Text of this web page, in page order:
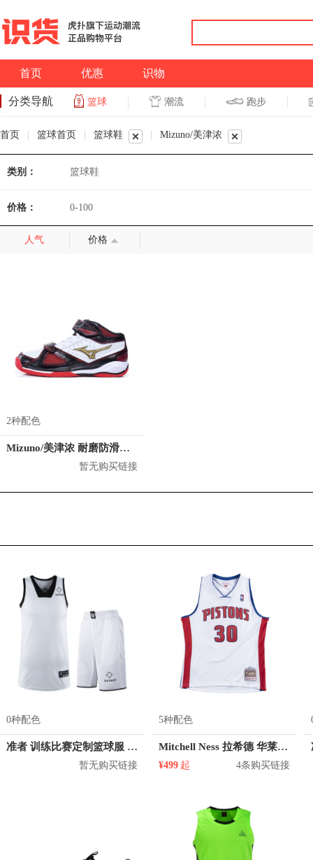
首页 优惠 识物
分类导航 篮球 潮流 跑步
首页 篮球首页 篮球鞋 Mizuno/美津浓
类别： 篮球鞋
价格： 0-100
人气 价格
2种配色
Mizuno/美津浓 耐磨防滑中帮篮球鞋
暂无购买链接
0种配色
准者 训练比赛定制篮球服 Z17110105
暂无购买链接
5种配色
Mitchell Ness 拉希德 华莱士 活塞队 30号球衣
¥499 起 4条购买链接